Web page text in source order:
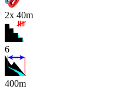
2x 40m
6
400m